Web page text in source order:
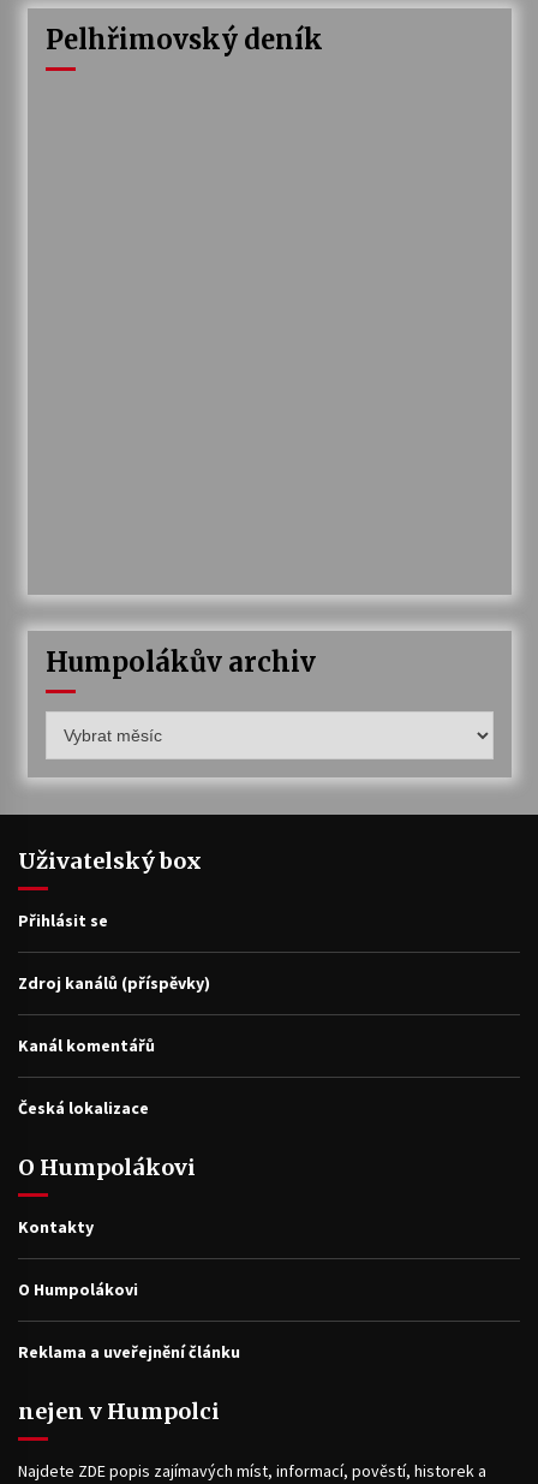
Pelhřimovský deník
Humpolákův archiv
archiv
Uživatelský box
Přihlásit se
Zdroj kanálů (příspěvky)
Kanál komentářů
Česká lokalizace
O Humpolákovi
Kontakty
O Humpolákovi
Reklama a uveřejnění článku
nejen v Humpolci
Najdete ZDE popis zajímavých míst, informací, pověstí, historek a